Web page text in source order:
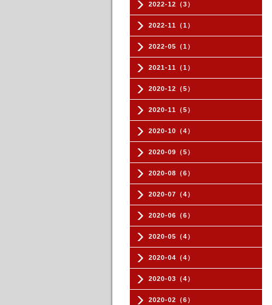
2022-12（3）
2022-11（1）
2022-05（1）
2021-11（1）
2020-12（5）
2020-11（5）
2020-10（4）
2020-09（5）
2020-08（6）
2020-07（4）
2020-06（6）
2020-05（4）
2020-04（4）
2020-03（4）
2020-02（6）